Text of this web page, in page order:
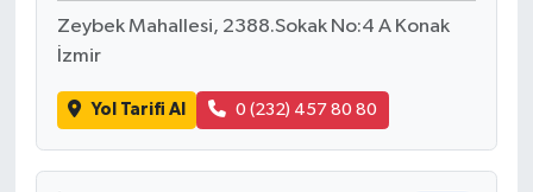
Zeybek Mahallesi, 2388.Sokak No:4 A Konak
İzmir
Yol Tarifi Al 0 (232) 457 80 80